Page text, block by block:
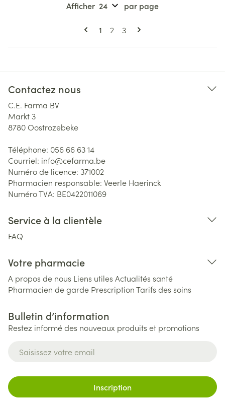
Pages
Vous lisez actuellement la page
1 Page
2 Page
3
Afficher par page
Contactez nous
C.E. Farma BV
Markt 3
8780Oostrozebeke
Téléphone: 056 66 63 14
Courriel: info@cefarma.be
Numéro de licence: 371002
Pharmacien responsable: Veerle Haerinck
Numéro TVA: BE0422011069
Service à la clientèle
FAQ
Votre pharmacie
A propos de nous Liens utiles Actualités santé
Pharmacien de garde PrescriptionTarifs des soins
Bulletin d’information
Restez informé des nouveaux produits et promotions
Inscription